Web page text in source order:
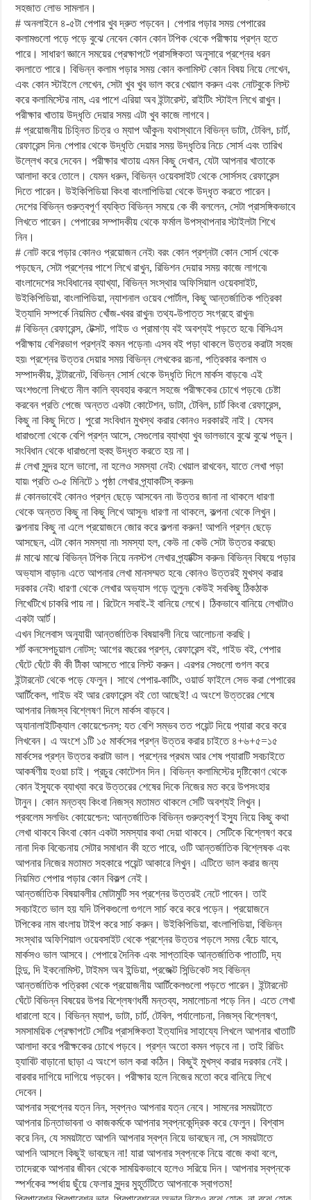
সহজাত লোভ সামলান।
# অনলাইনে ৪-৫টা পেপার খুব দ্রুত পড়বেন। পেপার পড়ার সময় পেপারের
কলামগুলো পড়ে পড়ে বুঝে নেবেন কোন কোন টপিক থেকে পরীক্ষায় প্রশ্ন হতে
পারে। সাধারণ জ্ঞানে সময়ের প্রেক্ষাপটে প্রাসঙ্গিকতা অনুসারে প্রশ্নের ধরন
বদলাতে পারে। বিভিন্ন কলাম পড়ার সময় কোন কলামিস্ট কোন বিষয় নিয়ে লেখেন,
এবং কোন স্টাইলে লেখেন, সেটা খুব খুব ভাল করে খেয়াল করুন এবং নোটবুকে লিস্ট
করে কলামিস্টের নাম, এর পাশে এরিয়া অব ইন্টারেস্ট, রাইটিং স্টাইল লিখে রাখুন।
পরীক্ষার খাতায় উদ্ধৃতি দেয়ার সময় এটা খুব কাজে লাগবে।
# প্রয়োজনীয় চিহ্নিত চিত্র ও ম্যাপ আঁকুন৷ যথাস্থানে বিভিন্ন ডাটা, টেবিল, চার্ট,
রেফারেন্স দিন৷ পেপার থেকে উদ্ধৃতি দেয়ার সময় উদ্ধৃতির নিচে সোর্স এবং তারিখ
উল্লেখ করে দেবেন। পরীক্ষার খাতায় এমন কিছু দেখান, যেটা আপনার খাতাকে
আলাদা করে তোলে। যেমন ধরুন, বিভিন্ন ওয়েবসাইট থেকে সোর্সসহ রেফারেন্স
দিতে পারেন। উইকিপিডিয়া কিংবা বাংলাপিডিয়া থেকে উদ্ধৃত করতে পারেন।
দেশের বিভিন্ন গুরুত্বপূর্ণ ব্যক্তি বিভিন্ন সময়ে কে কী বললেন, সেটা প্রাসঙ্গিকভাবে
লিখতে পারেন। পেপারের সম্পাদকীয় থেকে ফর্মাল উপস্থাপনার স্টাইলটা শিখে
নিন।
# নোট করে পড়ার কোনও প্রয়োজন নেই৷ বরং কোন প্রশ্নটা কোন সোর্স থেকে
পড়ছেন, সেটা প্রশ্নের পাশে লিখে রাখুন, রিভিশন দেয়ার সময় কাজে লাগবে৷
বাংলাদেশের সংবিধানের ব্যাখ্যা, বিভিন্ন সংস্থার অফিসিয়াল ওয়েবসাইট,
উইকিপিডিয়া, বাংলাপিডিয়া, ন্যাশনাল ওয়েব পোর্টাল, কিছু আন্তর্জাতিক পত্রিকা
ইত্যাদি সম্পর্কে নিয়মিত খোঁজ-খবর রাখুন৷ তথ্য-উপাত্ত সংগ্রহে রাখুন৷
# বিভিন্ন রেফারেন্স, টেক্সট, গাইড ও প্রামাণ্য বই অবশ্যই পড়তে হবে৷ বিসিএস
পরীক্ষায় বেশিরভাগ প্রশ্নই কমন পড়েনা৷ এসব বই পড়া থাকলে উত্তর করাটা সহজ
হয়৷ প্রশ্নের উত্তর দেয়ার সময় বিভিন্ন লেখকের রচনা, পত্রিকার কলাম ও
সম্পাদকীয়, ইন্টারনেট, বিভিন্ন সোর্স থেকে উদ্ধৃতি দিলে মার্কস বাড়বে৷ এই
অংশগুলো লিখতে নীল কালি ব্যবহার করলে সহজে পরীক্ষকের চোখে পড়বে৷ চেষ্টা
করবেন প্রতি পেজে অন্তত একটা কোটেশন, ডাটা, টেবিল, চার্ট কিংবা রেফারেন্স,
কিছু না কিছু দিতে। পুরো সংবিধান মুখস্থ করার কোনও দরকারই নাই। যেসব
ধারাগুলো থেকে বেশি প্রশ্ন আসে, সেগুলোর ব্যাখ্যা খুব ভালভাবে বুঝে বুঝে পড়ুন।
সংবিধান থেকে ধারাগুলো হুবহু উদ্ধৃত করতে হয় না।
# লেখা সুন্দর হলে ভালো, না হলেও সমস্যা নেই৷ খেয়াল রাখবেন, যাতে লেখা পড়া
যায়৷ প্রতি ৩-৫ মিনিটে ১ পৃষ্ঠা লেখার প্র্যাকটিস্ করুন৷
# কোনভাবেই কোনও প্রশ্ন ছেড়ে আসবেন না৷ উত্তর জানা না থাকলে ধারণা
থেকে অন্তত কিছু না কিছু লিখে আসুন৷ ধারণা না থাকলে, কল্পনা থেকে লিখুন।
কল্পনায় কিছু না এলে প্রয়োজনে জোর করে কল্পনা করুন! আপনি প্রশ্ন ছেড়ে
আসছেন, এটা কোন সমস্যা না৷ সমস্যা হল, কেউ না কেউ সেটা উত্তর করছে৷
# মাঝে মাঝে বিভিন্ন টপিক নিয়ে ননস্টপ লেখার প্র্যাক্টিস করুন৷ বিভিন্ন বিষয়ে পড়ার
অভ্যাস বাড়ান৷ এতে আপনার লেখা মানসম্মত হবে৷ কোনও উত্তরই মুখস্থ করার
দরকার নেই৷ ধারণা থেকে লেখার অভ্যাস গড়ে তুলুন৷ কেউই সবকিছু ঠিকঠাক
লিখেটিখে চাকরি পায় না। রিটেনে সবাই-ই বানিয়ে লেখে। ঠিকভাবে বানিয়ে লেখাটাও
একটা আর্ট।
এখন সিলেবাস অনুযায়ী আন্তর্জাতিক বিষয়াবলী নিয়ে আলোচনা করছি।
শর্ট কনসেপচুয়াল নোটস্: আগের বছরের প্রশ্ন, রেফারেন্স বই, গাইড বই, পেপার
ঘেঁটে ঘেঁটে কী কী টীকা আসতে পারে লিস্ট করুন। এরপর সেগুলো গুগল করে
ইন্টারনেট থেকে পড়ে ফেলুন। সাথে পেপার-কাটিং, ওয়ার্ড ফাইলে সেভ করা পেপারের
আর্টিকেল, গাইড বই আর রেফারেন্স বই তো আছেই! এ অংশে উত্তরের শেষে
আপনার নিজস্ব বিশ্লেষণ দিলে মার্কস বাড়বে।
অ্যানালাইটিক্যাল কোয়েশ্চেনস্: যত বেশি সম্ভব তত পয়েন্ট দিয়ে প্যারা করে করে
লিখবেন। এ অংশে ১টি ১৫ মার্কসের প্রশ্ন উত্তর করার চাইতে ৪+৬+৫=১৫
মার্কসের প্রশ্ন উত্তর করাটা ভাল। প্রশ্নের প্রথম আর শেষ প্যারাটি সবচাইতে
আকর্ষণীয় হওয়া চাই। প্রচুর কোটেশন দিন। বিভিন্ন কলামিস্টের দৃষ্টিকোণ থেকে
কোন ইস্যুকে ব্যাখ্যা করে উত্তরের শেষের দিকে নিজের মত করে উপসংহার
টানুন। কোন মন্তব্য কিংবা নিজস্ব মতামত থাকলে সেটি অবশ্যই লিখুন।
প্রবলেম সলভিং কোয়েশ্চেন: আন্তর্জাতিক বিভিন্ন গুরুত্বপূর্ণ ইস্যু নিয়ে কিছু কথা
লেখা থাকবে কিংবা কোন একটা সমস্যার কথা দেয়া থাকবে। সেটিকে বিশ্লেষণ করে
নানা দিক বিবেচনায় সেটার সমাধান কী হতে পারে, ওটি আন্তর্জাতিক বিশ্লেষক এবং
আপনার নিজের মতামত সহকারে পয়েন্ট আকারে লিখুন। এটিতে ভাল করার জন্য
নিয়মিত পেপার পড়ার কোন বিকল্প নেই।
আন্তর্জাতিক বিষয়াবলীর মোটামুটি সব প্রশ্নের উত্তরই নেটে পাবেন। তাই
সবচাইতে ভাল হয় যদি টপিকগুলো গুগলে সার্চ করে করে পড়েন। প্রয়োজনে
টপিকের নাম বাংলায় টাইপ করে সার্চ করুন। উইকিপিডিয়া, বাংলাপিডিয়া, বিভিন্ন
সংস্থার অফিশিয়াল ওয়েবসাইট থেকে প্রশ্নের উত্তর পড়লে সময় বেঁচে যাবে,
মার্কসও ভাল আসবে। পেপারে দৈনিক এবং সাপ্তাহিক আন্তর্জাতিক পাতাটি, দ্য
হিন্দু, দি ইকনোমিস্ট, টাইমস অব ইন্ডিয়া, প্রজেক্ট সিন্ডিকেট সহ বিভিন্ন
আন্তর্জাতিক পত্রিকা থেকে প্রয়োজনীয় আর্টিকেলগুলো পড়তে পারেন। ইন্টারনেট
ঘেঁটে বিভিন্ন বিষয়ের উপর বিশ্লেষণধর্মী মন্তব্য, সমালোচনা পড়ে নিন। এতে লেখা
ধারালো হবে। বিভিন্ন ম্যাপ, ডাটা, চার্ট, টেবিল, পর্যালোচনা, নিজস্ব বিশ্লেষণ,
সমসাময়িক প্রেক্ষাপটে সেটির প্রাসঙ্গিকতা ইত্যাদির সাহায্যে লিখলে আপনার খাতাটি
আলাদা করে পরীক্ষকের চোখে পড়বে। প্রশ্ন অতো কমন পড়বে না। তাই রিডিং
হ্যাবিট বাড়ানো ছাড়া এ অংশে ভাল করা কঠিন। কিছুই মুখস্থ করার দরকার নেই।
বারবার দাগিয়ে দাগিয়ে পড়বেন। পরীক্ষার হলে নিজের মতো করে বানিয়ে লিখে
দেবেন।
আপনার স্বপ্নের যত্ন নিন, স্বপ্নও আপনার যত্ন নেবে। সামনের সময়টাতে
আপনার চিন্তাভাবনা ও কাজকর্মকে আপনার স্বপ্নকেন্দ্রিক করে ফেলুন। বিশ্বাস
করে নিন, যে সময়টাতে আপনি আপনার স্বপ্ন নিয়ে ভাবছেন না, সে সময়টাতে
আপনি আসলে কিছুই ভাবছেন না! যারা আপনার স্বপ্নকে নিয়ে বাজে কথা বলে,
তাদেরকে আপনার জীবন থেকে সাময়িকভাবে হলেও সরিয়ে দিন। আপনার স্বপ্নকে
স্পর্শকের স্পর্ধায় ছুঁয়ে ফেলার সুন্দর মুহূর্তটিতে আপনাকে স্বাগতম!